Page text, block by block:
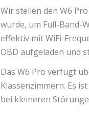
Wir stellen den W6
wurde, um Full-Band-
effektiv mit WiFi-
OBD aufgeladen und
Das W6 Pro verfügt
Klassenzimmern. Es
bei kleineren
Menge